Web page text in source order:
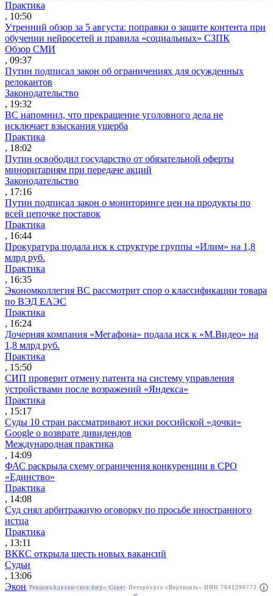
РекламаАО"ПРАВО.РУ" ИНН: 7708095468
Практика
, 10:50
Утренний обзор за 5 августа: поправки о защите контента при
обучении нейросетей и правила «социальных» СЗПК
Обзор СМИ
, 09:37
Путин подписал закон об ограничениях для осужденных
релокантов
Законодательство
, 19:32
ВС напомнил, что прекращение уголовного дела не
исключает взыскания ущерба
Практика
, 18:02
Путин освободил государство от обязательной оферты
миноритариям при передаче акций
Законодательство
, 17:16
Путин подписал закон о мониторинге цен на продукты по
всей цепочке поставок
Практика
, 16:44
Прокуратура подала иск к структуре группы «Илим» на 1,8
млрд руб.
Практика
, 16:35
Экономколлегия ВС рассмотрит спор о классификации товара
по ВЭД ЕАЭС
Практика
, 16:24
Дочерняя компания «Мегафона» подала иск к «М.Видео» на
1,8 млрд руб.
Практика
, 15:50
СИП проверит отмену патента на систему управления
устройствами после возражений «Яндекса»
Практика
, 15:17
Суды 10 стран рассматривают иски российской «дочки»
Google о возврате дивидендов
Международная практика
, 14:09
ФАС раскрыла схему ограничения конкуренции в СРО
«Единство»
Практика
, 14:08
Суд снял арбитражную оговорку по просьбе иностранного
истца
Практика
, 13:11
ВККС открыла шесть новых вакансий
Судьи
, 13:06
Экономколлегия решит, можно ли уменьшить сумму гарантии
Реклама Адвокатское бюро Санкт-Петербурга «Вертикаль» ИНН 7841290773